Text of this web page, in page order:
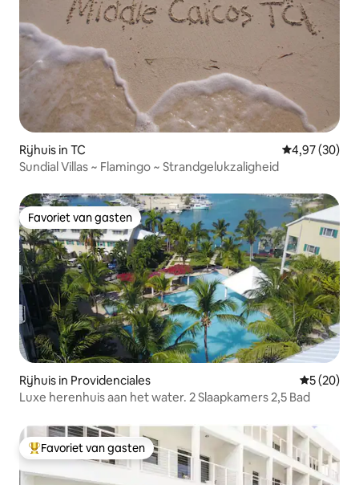
Rijhuis in TC Gemiddelde
4,97 (30)
Sundial Villas ~ Flamingo ~ Strandgelukzaligheid
Favoriet van gasten
Favoriet van gasten
Rijhuis in Providenciales
5 (20)
Luxe herenhuis aan het water. 2 Slaapkamers 2,5 Bad
Topfavoriet van gasten
Favoriet van gasten